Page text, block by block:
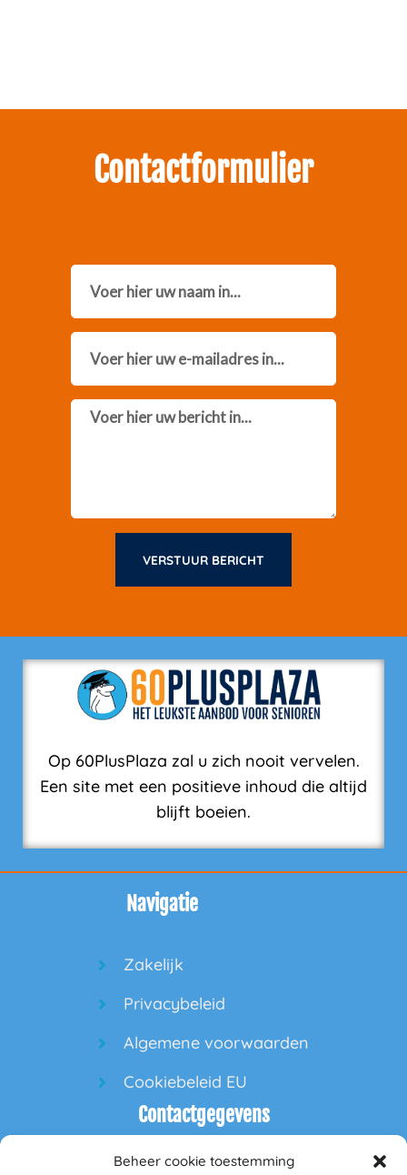
Beheer cookie toestemming
Contactformulier
Message
VERSTUUR BERICHT
Op 60PlusPlaza zal u zich nooit vervelen.
Een site met een positieve inhoud die altijd
blijft boeien.
Navigatie
Zakelijk
Privacybeleid
Algemene voorwaarden
Cookiebeleid EU
Contactgegevens